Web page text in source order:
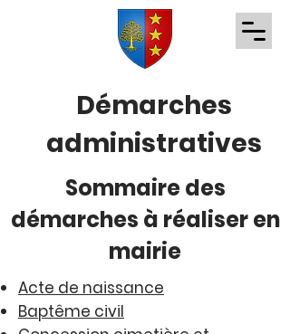
Démarches
administratives
Sommaire des
démarches à réaliser en
mairie
Acte de naissance
Baptême civil